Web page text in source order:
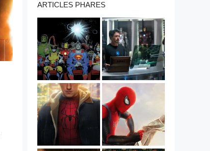
ARTICLES PHARES